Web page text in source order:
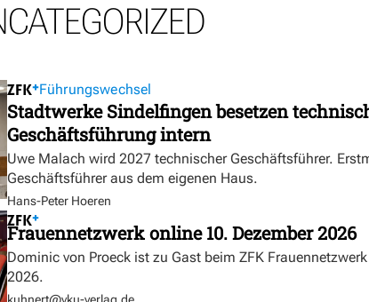
Führungswechsel
Stadtwerke Sindelfingen besetzen
Geschäftsführung intern
Uwe Malach wird 2027 technischer Geschäftsführer.
Geschäftsführer aus dem eigenen Haus.
Hans-Peter Hoeren
Frauennetzwerk online 10. Dezember 2026
Dominic von Proeck ist zu Gast beim ZFK
2026.